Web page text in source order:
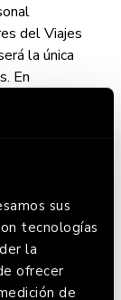
sus
tecnologías
la
ofrecer
de
del Viajes
la única
En
cualquier
el sorteo
las